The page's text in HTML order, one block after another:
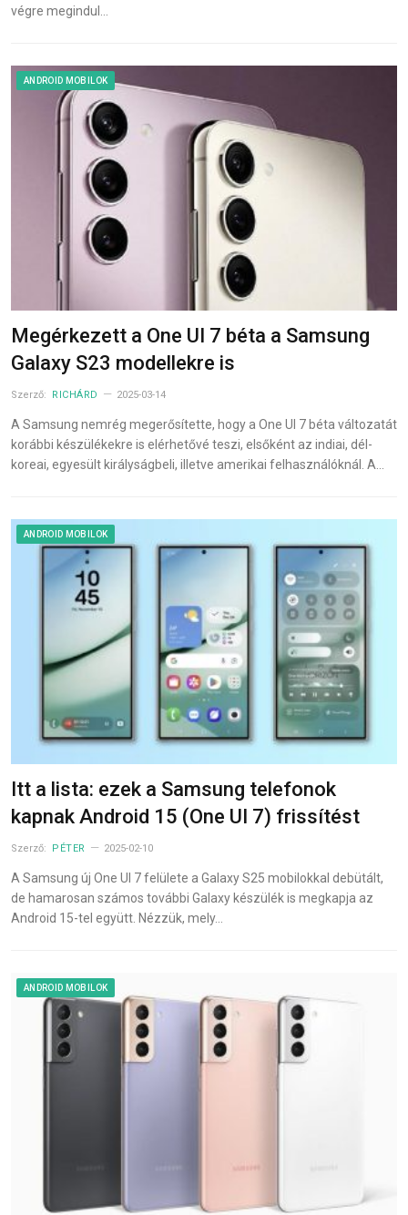
végre megindul…
ANDROID MOBILOK
Megérkezett a One UI 7 béta a Samsung
Galaxy S23 modellekre is
Szerző: RICHÁRD 2025-03-14
A Samsung nemrég megerősítette, hogy a One UI 7 béta változatát
korábbi készülékekre is elérhetővé teszi, elsőként az indiai, dél-
koreai, egyesült királyságbeli, illetve amerikai felhasználóknál. A…
ANDROID MOBILOK
Itt a lista: ezek a Samsung telefonok
kapnak Android 15 (One UI 7) frissítést
Szerző: PÉTER 2025-02-10
A Samsung új One UI 7 felülete a Galaxy S25 mobilokkal debütált,
de hamarosan számos további Galaxy készülék is megkapja az
Android 15-tel együtt. Nézzük, mely…
ANDROID MOBILOK